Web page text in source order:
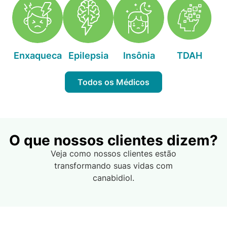
Enxaqueca Epilepsia Insônia TDAH
Todos os Médicos
O que nossos clientes dizem?
Veja como nossos clientes estão
transformando suas vidas com
canabidiol.